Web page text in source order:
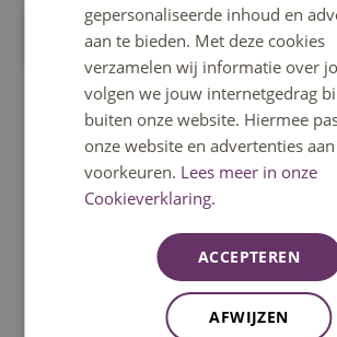
meer subsidieregelingen
Het klantcontactcentrum helpt je
Bereikbaar op ma t/m vrij 08:30u –
Telefonisch bereikbaar tot 12:30u.
gepersonaliseerde inhoud en
aan te bieden. Met deze cookies
verzamelen wij informatie over
volgen we jouw internetgedrag
buiten onze website. Hiermee
onze website en advertenties
voorkeuren. Lees meer in onze
Cookieverklaring.
ACCEPTEREN
AFWIJZEN